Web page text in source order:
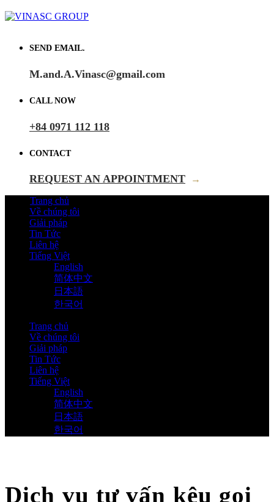
SEND EMAIL.
M.and.A.Vinasc@gmail.com
CALL NOW
+84 0971 112 118
CONTACT
REQUEST AN APPOINTMENT →
Trang chủ
Về chúng tôi
Giải pháp
Tin Tức
Liên hệ
Tiếng Việt
English
简体中文
日本語
한국어
Trang chủ
Về chúng tôi
Giải pháp
Tin Tức
Liên hệ
Tiếng Việt
English
简体中文
日本語
한국어
Dịch vụ tư vấn kêu gọi